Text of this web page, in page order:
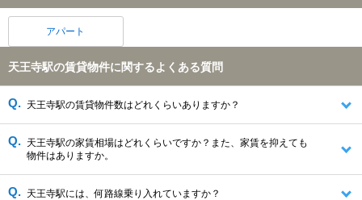
アパート
天王寺駅の賃貸物件に関するよくある質問
天王寺駅の賃貸物件数はどれくらいありますか？
天王寺駅の家賃相場はどれくらいですか？また、家賃を抑えても
物件はありますか。
天王寺駅には、何路線乗り入れていますか？